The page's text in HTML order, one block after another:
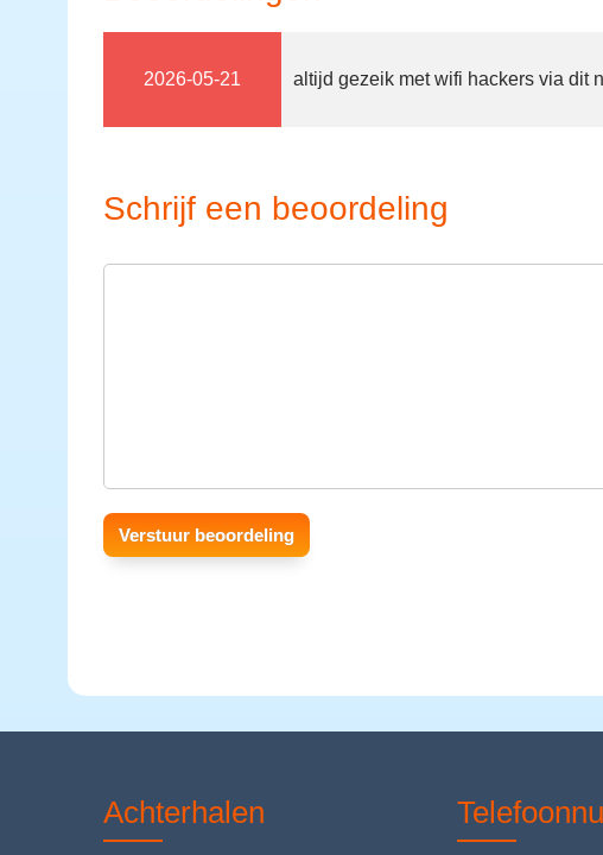
2026-05-21 altijd gezeik met wifi hackers via dit
Schrijf een beoordeling
Achterhalen